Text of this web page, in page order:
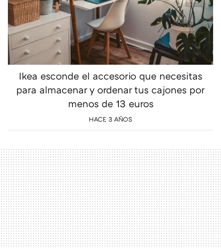
Ikea esconde el accesorio que necesitas
para almacenar y ordenar tus cajones por
menos de 13 euros
HACE 3 AÑOS